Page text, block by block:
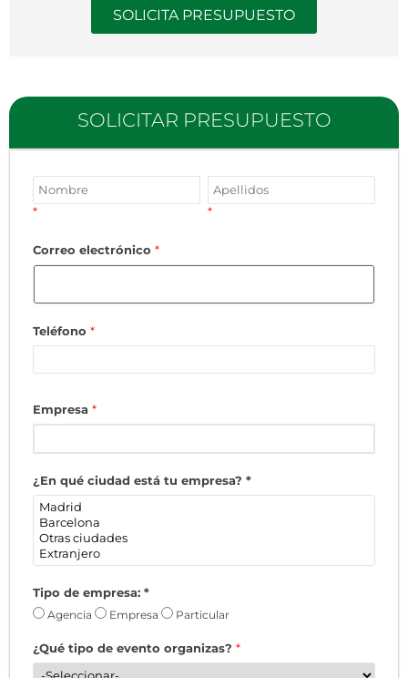
SOLICITA PRESUPUESTO
SOLICITAR PRESUPUESTO
* *
Correo electrónico *
Teléfono *
Empresa *
¿En qué ciudad está tu empresa? *
Tipo de empresa: *
Agencia Empresa Particular
¿Qué tipo de evento organizas? *